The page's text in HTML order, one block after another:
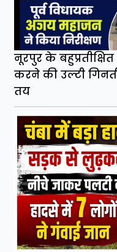
नूरपुर के
करने की उल्टी
तय